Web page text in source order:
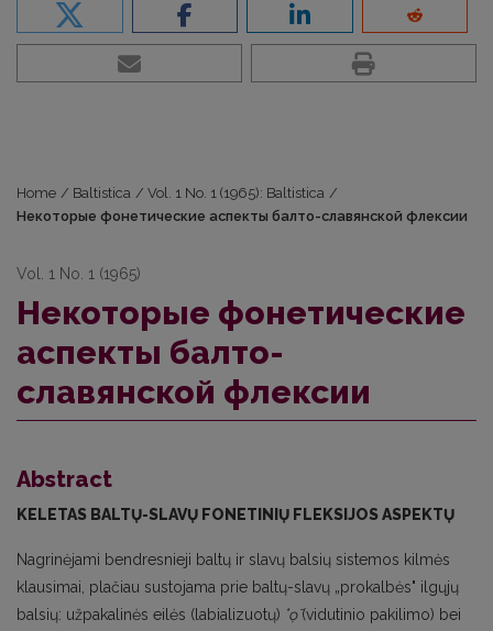
Home / Baltistica / Vol. 1 No. 1 (1965): Baltistica /
Некоторые фонетические аспекты балто-славянской флексии
Vol. 1 No. 1 (1965)
Некоторые фонетические
аспекты балто-
славянской флексии
Abstract
KELETAS BALTŲ-SLAVŲ FONETINIŲ FLEKSIJOS ASPEKTŲ
Nagrinėjami bendresnieji baltų ir slavų balsių sistemos kilmės
klausimai, plačiau su­stojama prie baltų-slavų „prokalbės" ilgųjų
balsių: užpakalinės eilės (labializuotų) *ọ̄(vi­dutinio pakilimo) bei